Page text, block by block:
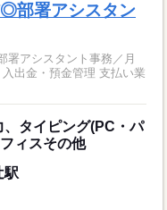
◎部署アシスタン
アシスタント事務／月
出金・預金管理 支払い業
タイピング(PC・パ
ィスその他
駅